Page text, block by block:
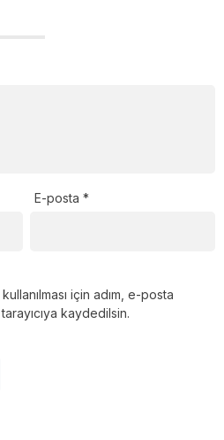
E-posta*
için adım, e-posta
kaydedilsin.